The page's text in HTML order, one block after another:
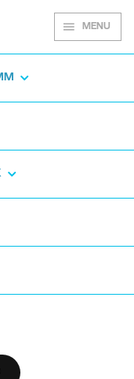
MENU
für